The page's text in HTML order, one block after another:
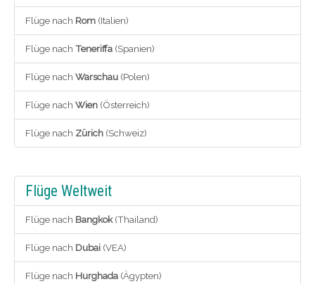
Flüge nach Rom (Italien)
Flüge nach Teneriffa (Spanien)
Flüge nach Warschau (Polen)
Flüge nach Wien (Österreich)
Flüge nach Zürich (Schweiz)
Flüge Weltweit
Flüge nach Bangkok(Thailand)
Flüge nach Dubai (VEA)
Flüge nach Hurghada (Ägypten)